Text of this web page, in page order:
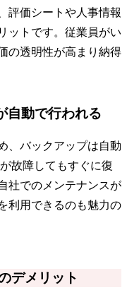
評価シートや人事情報
ットです。従業員がい
の透明性が高まり納得
自動で行われる
、バックアップは自動
故障してもすぐに復
社でのメンテナンスが
利用できるのも魅力の
デメリット